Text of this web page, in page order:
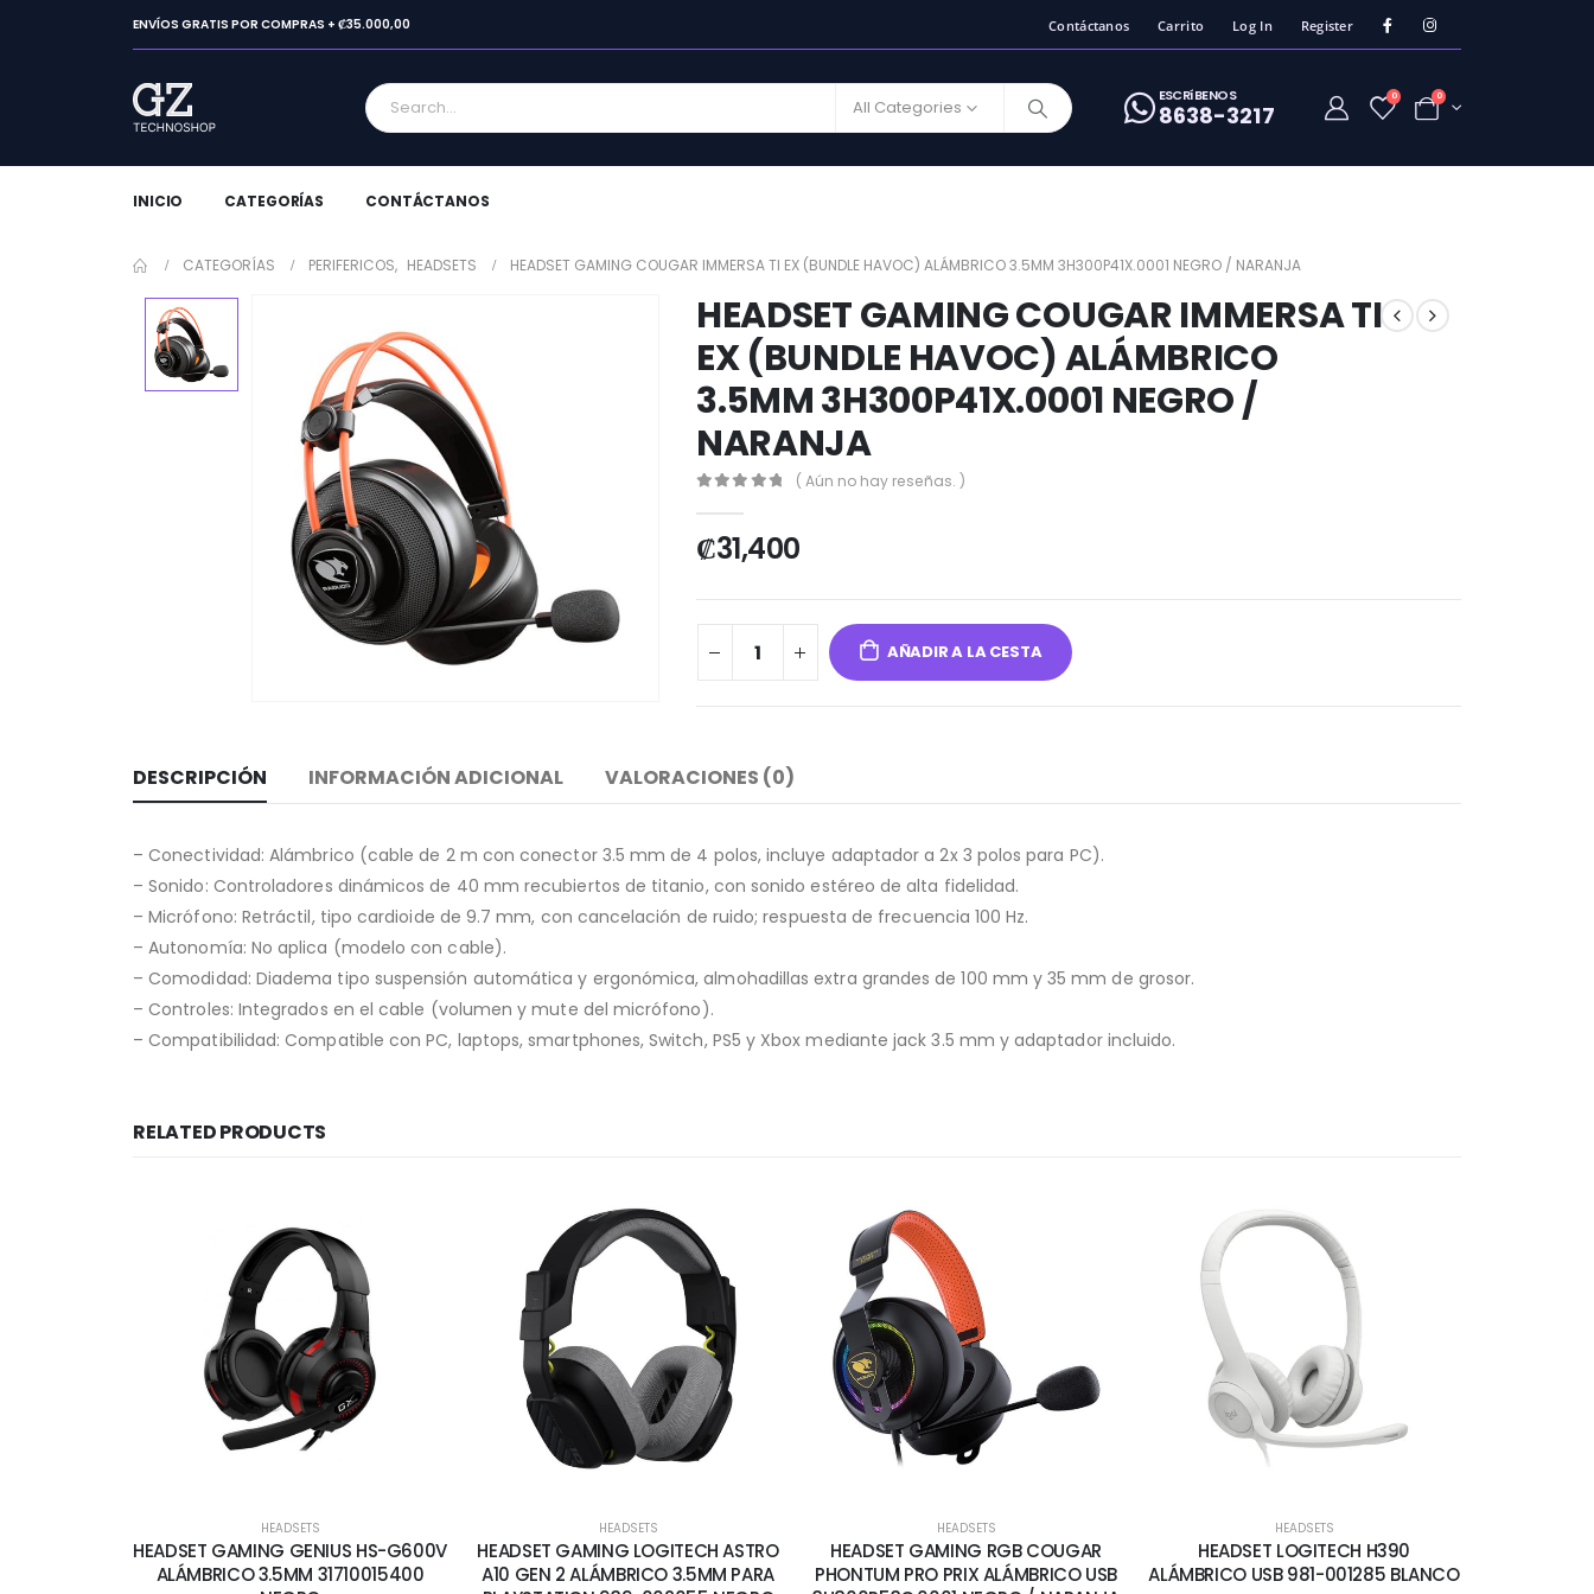
ENVÍOS GRATIS POR COMPRAS + ₡35.000,00 Contáctanos Carrito Log In Register
All Categories
ESCRíBENOS
8638-3217
0 0
INICIO CATEGORÍAS CONTÁCTANOS
CATEGORÍAS PERIFERICOS, HEADSETS HEADSET GAMING COUGAR IMMERSA TI EX (BUNDLE HAVOC) ALÁMBRICO 3.5MM 3H300P41X.0001 NEGRO / NARANJA
HEADSET GAMING COUGAR IMMERSA TI
EX (BUNDLE HAVOC) ALÁMBRICO
3.5MM 3H300P41X.0001 NEGRO /
NARANJA
( Aún no hay reseñas. )
₡31,400
AÑADIR A LA CESTA
DESCRIPCIÓN INFORMACIÓN ADICIONAL VALORACIONES (0)
– Conectividad: Alámbrico (cable de 2 m con conector 3.5 mm de 4 polos, incluye adaptador a 2x 3 polos para PC).
– Sonido: Controladores dinámicos de 40 mm recubiertos de titanio, con sonido estéreo de alta fidelidad.
– Micrófono: Retráctil, tipo cardioide de 9.7 mm, con cancelación de ruido; respuesta de frecuencia 100 Hz.
– Autonomía: No aplica (modelo con cable).
– Comodidad: Diadema tipo suspensión automática y ergonómica, almohadillas extra grandes de 100 mm y 35 mm de grosor.
– Controles: Integrados en el cable (volumen y mute del micrófono).
– Compatibilidad: Compatible con PC, laptops, smartphones, Switch, PS5 y Xbox mediante jack 3.5 mm y adaptador incluido.
RELATED PRODUCTS
HEADSETS
HEADSET GAMING GENIUS HS-G600V
ALÁMBRICO 3.5MM 31710015400
HEADSETS
HEADSET GAMING LOGITECH ASTRO
A10 GEN 2 ALÁMBRICO 3.5MM PARA
HEADSETS
HEADSET GAMING RGB COUGAR
PHONTUM PRO PRIX ALÁMBRICO USB
HEADSETS
HEADSET LOGITECH H390
ALÁMBRICO USB 981-001285 BLANCO